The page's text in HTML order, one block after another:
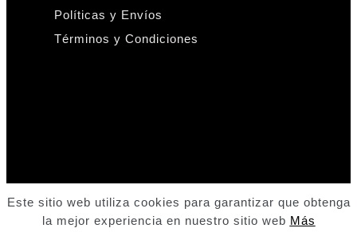
Políticas y Envíos
Términos y Condiciones
Este sitio web utiliza cookies para garantizar que obtenga
la mejor experiencia en nuestro sitio web Más